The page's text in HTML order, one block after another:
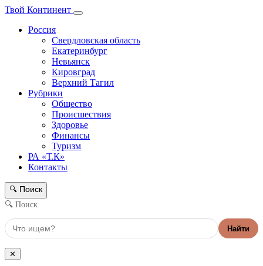
Твой Континент
Россия
Свердловская область
Екатеринбург
Невьянск
Кировград
Верхний Тагил
Рубрики
Общество
Происшествия
Здоровье
Финансы
Туризм
РА «Т.К»
Контакты
🔍 Поиск
🔍 Поиск
Найти
✕